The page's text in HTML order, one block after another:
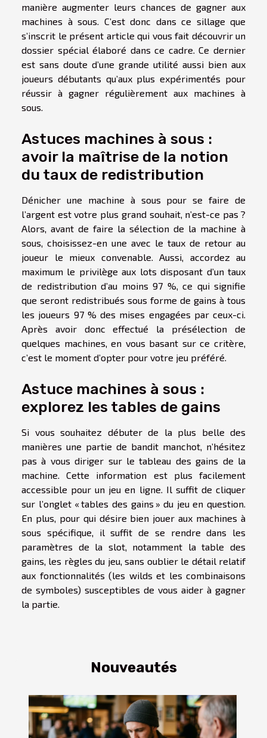
manière augmenter leurs chances de gagner aux
machines à sous. C’est donc dans ce sillage que
s’inscrit le présent article qui vous fait découvrir un
dossier spécial élaboré dans ce cadre. Ce dernier
est sans doute d’une grande utilité aussi bien aux
joueurs débutants qu’aux plus expérimentés pour
réussir à gagner régulièrement aux machines à
sous.
Astuces machines à sous :
avoir la maîtrise de la notion
du taux de redistribution
Dénicher une machine à sous pour se faire de
l’argent est votre plus grand souhait, n’est-ce pas ?
Alors, avant de faire la sélection de la machine à
sous, choisissez-en une avec le taux de retour au
joueur le mieux convenable. Aussi, accordez au
maximum le privilège aux lots disposant d’un taux
de redistribution d’au moins 97 %, ce qui signifie
que seront redistribués sous forme de gains à tous
les joueurs 97 % des mises engagées par ceux-ci.
Après avoir donc effectué la présélection de
quelques machines, en vous basant sur ce critère,
c’est le moment d’opter pour votre jeu préféré.
Astuce machines à sous :
explorez les tables de gains
Si vous souhaitez débuter de la plus belle des
manières une partie de bandit manchot, n’hésitez
pas à vous diriger sur le tableau des gains de la
machine. Cette information est plus facilement
accessible pour un jeu en ligne. Il suffit de cliquer
sur l’onglet « tables des gains » du jeu en question.
En plus, pour qui désire bien jouer aux machines à
sous spécifique, il suffit de se rendre dans les
paramètres de la slot, notamment la table des
gains, les règles du jeu, sans oublier le détail relatif
aux fonctionnalités (les wilds et les combinaisons
de symboles) susceptibles de vous aider à gagner
la partie.
Nouveautés